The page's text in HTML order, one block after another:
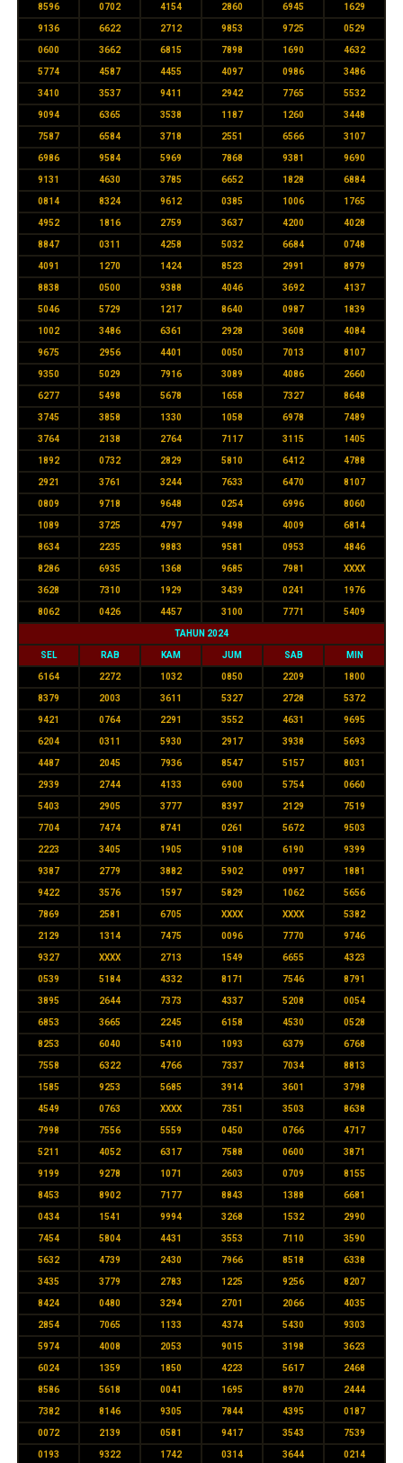
8596 0702 4154 2860 6945 1629
9136 6622 2712 9853 9725 0529
0600 3662 6815 7898 1690 4632
5774 4587 4455 4097 0986 3486
3410 3537 9411 2942 7765 5532
9094 6365 3538 1187 1260 3448
7587 6584 3718 2551 6566 3107
6986 9584 5969 7868 9381 9690
9131 4630 3785 6652 1828 6884
0814 8324 9612 0385 1006 1765
4952 1816 2759 3637 4200 4028
8847 0311 4258 5032 6684 0748
4091 1270 1424 8523 2991 8979
8838 0500 9388 4046 3692 4137
5046 5729 1217 8640 0987 1839
1002 3486 6361 2928 3608 4084
9675 2956 4401 0050 7013 8107
9350 5029 7916 3089 4086 2660
6277 5498 5678 1658 7327 8648
3745 3858 1330 1058 6978 7489
3764 2138 2764 7117 3115 1405
1892 0732 2829 5810 6412 4788
2921 3761 3244 7633 6470 8107
0809 9718 9648 0254 6996 8060
1089 3725 4797 9498 4009 6814
8634 2235 9883 9581 0953 4846
8286 6935 1368 9685 7981 XXXX
3628 7310 1929 3439 0241 1976
8062 0426 4457 3100 7771 5409
TAHUN 2024
SEL RAB KAM JUM SAB MIN
6164 2272 1032 0850 2209 1800
8379 2003 3611 5327 2728 5372
9421 0764 2291 3552 4631 9695
6204 0311 5930 2917 3938 5693
4487 2045 7936 8547 5157 8031
2939 2744 4133 6900 5754 0660
5403 2905 3777 8397 2129 7519
7704 7474 8741 0261 5672 9503
2223 3405 1905 9108 6190 9399
9387 2779 3882 5902 0997 1881
9422 3576 1597 5829 1062 5656
7869 2581 6705 XXXX XXXX 5382
2129 1314 7475 0096 7770 9746
9327 XXXX 2713 1549 6655 4323
0539 5184 4332 8171 7546 8791
3895 2644 7373 4337 5208 0054
6853 3665 2245 6158 4530 0528
8253 6040 5410 1093 6379 6768
7558 6322 4766 7337 7034 8813
1585 9253 5685 3914 3601 3798
4549 0763 XXXX 7351 3503 8638
7998 7556 5559 0450 0766 4717
5211 4052 6317 7588 0600 3871
9199 9278 1071 2603 0709 8155
8453 8902 7177 8843 1388 6681
0434 1541 9994 3268 1532 2990
7454 5804 4431 3553 7110 3590
5632 4739 2430 7966 8518 6338
3435 3779 2783 1225 9256 8207
8424 0480 3294 2701 2066 4035
2854 7065 1133 4374 5430 9303
5974 4008 2053 9015 3198 3623
6024 1359 1850 4223 5617 2468
8586 5618 0041 1695 8970 2444
7382 8146 9305 7844 4395 0187
0072 2139 0581 9417 3543 7539
0193 9322 1742 0314 3644 0214